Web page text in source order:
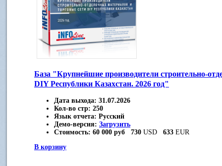
База "Крупнейшие производители строительно-
DIY Республики Казахстан. 2026 год"
Дата выхода: 31.07.2026
Кол-во стр: 250
Язык отчета: Русский
Демо-версия: Загрузить
Стоимость: 60 000 руб 730 USD 633 EUR
В корзину